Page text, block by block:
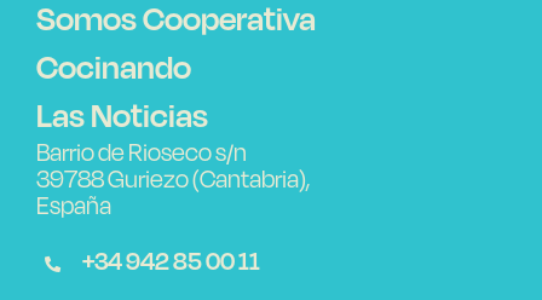
Somos Cooperativa
Cocinando
Las Noticias
Barrio de Rioseco s/n
39788 Guriezo (Cantabria),
España
+34 942 85 00 11